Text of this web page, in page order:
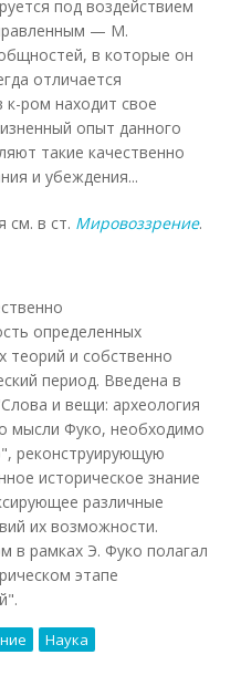
под воздействием
— М.
в которые он
отличается
ром находит свое
опыт данного
такие качественно
и убеждения...
см. в ст. Мировоззрение.
определенных
теорий и собственно
период. Введена в
и вещи: археология
мысли Фуко, необходимо
реконструирующую
историческое знание
различные
их возможности.
в рамках Э. Фуко полагал
этапе
Наука